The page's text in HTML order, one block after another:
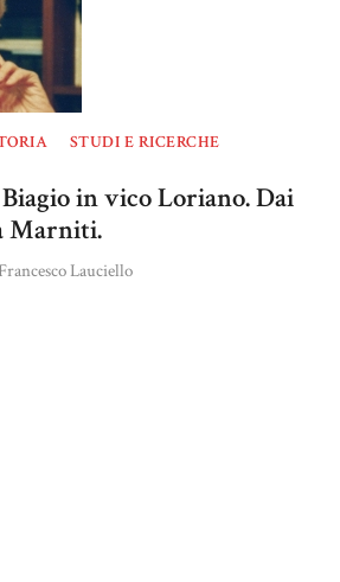
STUDI E RICERCHE
in vico Loriano. Dai
Marniti.
Francesco Lauciello